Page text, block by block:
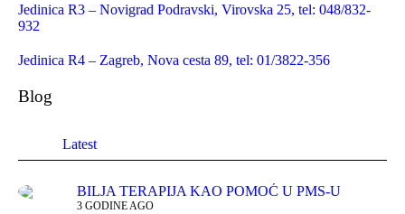
Jedinica R3 – Novigrad Podravski, Virovska 25, tel: 048/832-
932
Jedinica R4 – Zagreb, Nova cesta 89, tel: 01/3822-356
Blog
Latest
BILJA TERAPIJA KAO POMOĆ U PMS-U
3 GODINE AGO